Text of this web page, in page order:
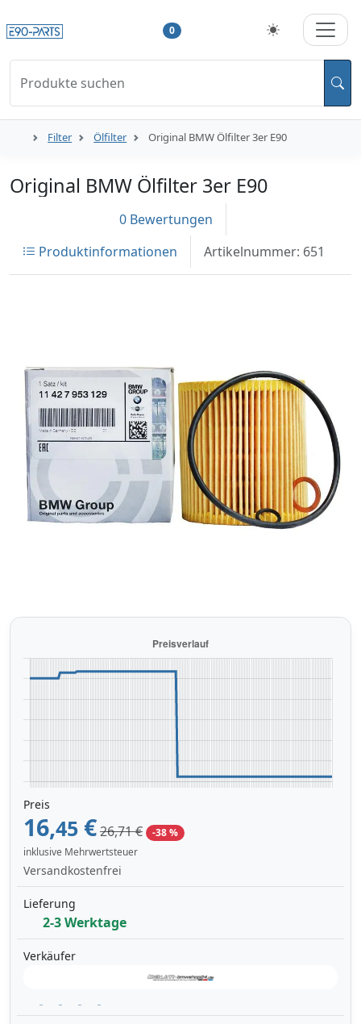
0
Produkte suchen
Filter Ölfilter Original BMW Ölfilter 3er E90
Original BMW Ölfilter 3er E90
0 Bewertungen
Produktinformationen
Artikelnummer: 651
Preis
16,45 €26,71 €
-38 %
inklusive Mehrwertsteuer
Versandkostenfrei
Lieferung
2-3 Werktage
Verkäufer